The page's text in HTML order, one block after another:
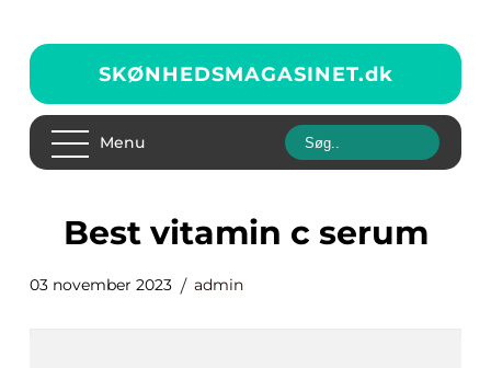
SKØNHEDSMAGASINET.dk
Menu
best vitamin c serum
03 november 2023 admin